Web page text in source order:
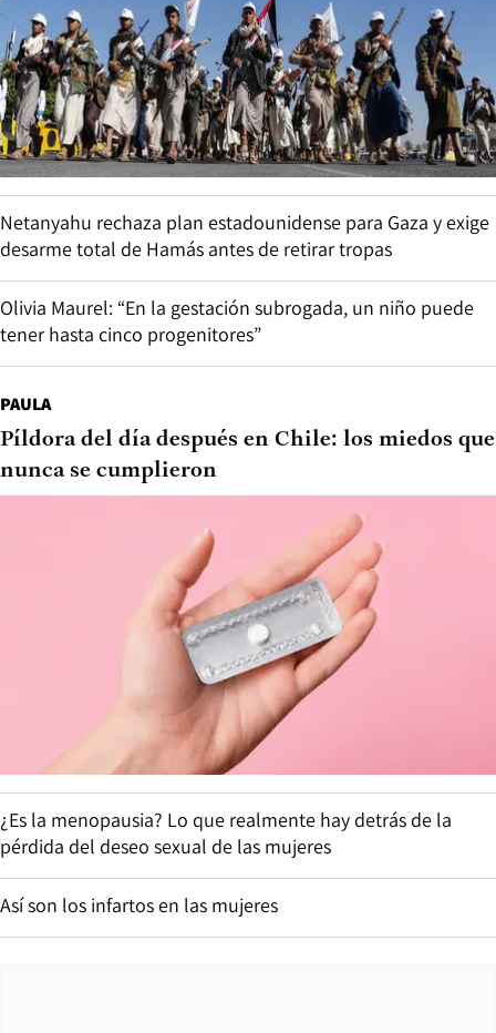
Netanyahu rechaza plan estadounidense para Gaza y exige
desarme total de Hamás antes de retirar tropas
Olivia Maurel: “En la gestación subrogada, un niño puede
tener hasta cinco progenitores”
PAULA
Píldora del día después en Chile: los miedos que
nunca se cumplieron
¿Es la menopausia? Lo que realmente hay detrás de la
pérdida del deseo sexual de las mujeres
Así son los infartos en las mujeres